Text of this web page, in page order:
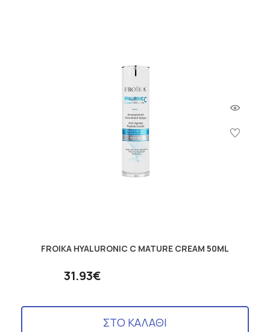
FROIKA HYALURONIC C MATURE CREAM 50ML
31.93€
ΣΤΟ ΚΑΛΑΘΙ